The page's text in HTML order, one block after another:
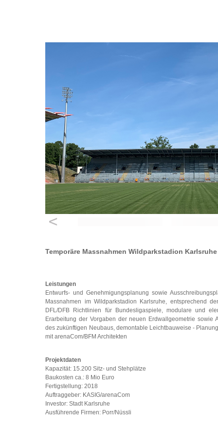
Temporäre Massnahmen Wildparkstadion
Leistungen
Entwurfs- und Genehmigungsplanung sowie
Massnahmen im Wildparkstadion Karlsruhe, entsprechend
DFL/DFB Richtlinien für Bundesligaspiele, modulare und
Erarbeitung der Vorgaben der neuen Erdwallgeometrie sowie
des zukünftigen Neubaus, demontable Leichtbauweise -
mit arenaCom/BFM Architekten
Projektdaten
Kapazität: 15.200 Sitz- und Stehplätze
Baukosten ca.: 8 Mio Euro
Fertigstellung: 2018
Auftraggeber: KASIG/arenaCom
Investor: Stadt Karlsruhe
Ausführende Firmen: Porr/Nüssli